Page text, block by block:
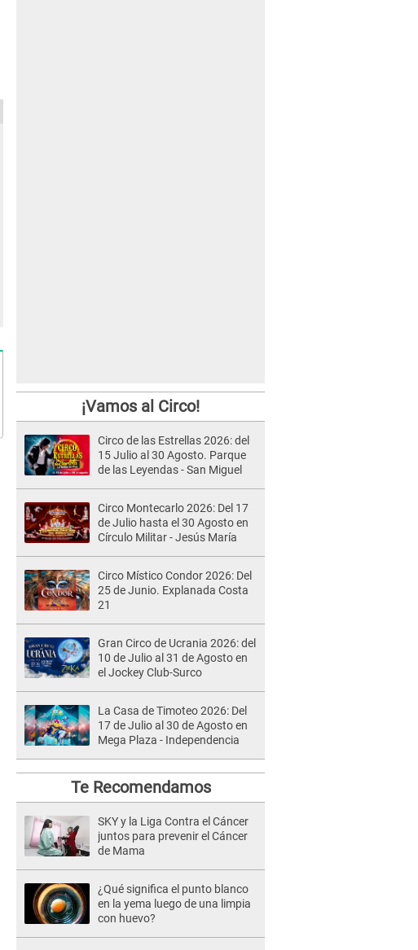
¡Vamos al Circo!
Circo de las Estrellas 2026: del
15 Julio al 30 Agosto. Parque
de las Leyendas - San Miguel
Circo Montecarlo 2026: Del 17
de Julio hasta el 30 Agosto en
Círculo Militar - Jesús María
Circo Místico Condor 2026: Del
25 de Junio. Explanada Costa
21
Gran Circo de Ucrania 2026: del
10 de Julio al 31 de Agosto en
el Jockey Club-Surco
La Casa de Timoteo 2026: Del
17 de Julio al 30 de Agosto en
Mega Plaza - Independencia
Te Recomendamos
SKY y la Liga Contra el Cáncer
juntos para prevenir el Cáncer
de Mama
¿Qué significa el punto blanco
en la yema luego de una limpia
con huevo?